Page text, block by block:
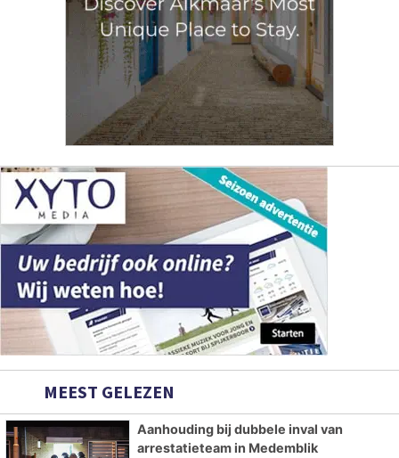
MEEST GELEZEN
Aanhouding bij dubbele inval van
arrestatieteam in Medemblik